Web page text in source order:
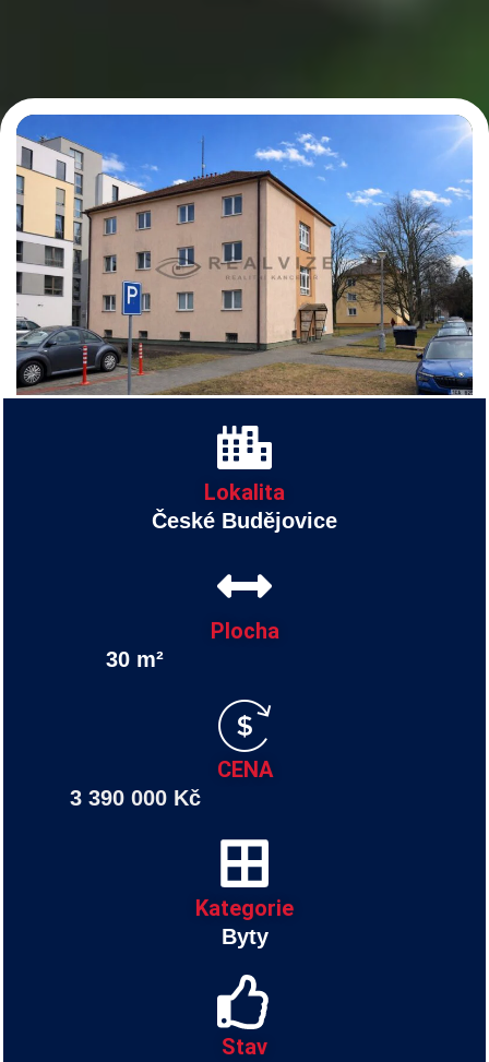
Lokalita
České Budějovice
Plocha
30 m²
CENA
3 390 000 Kč
Kategorie
Byty
Stav